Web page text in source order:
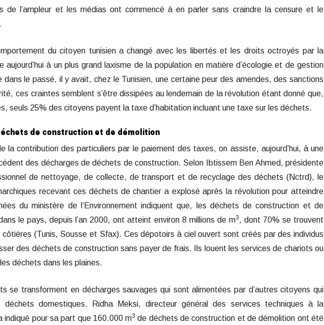
de l’ampleur et les médias ont commencé à en parler sans craindre la censure et le
du citoyen tunisien a changé avec les libertés et les droits octroyés par la
aujourd’hui à un plus grand laxisme de la population en matière d’écologie et de gestion
dans le passé, il y avait, chez le Tunisien, une certaine peur des amendes, des sanctions
ces craintes semblent s’être dissipées au lendemain de la révolution étant donné que,
seuls 25% des citoyens payent la taxe d’habitation incluant une taxe sur les déchets.
de construction et de démolition
la contribution des particuliers par le paiement des taxes, on assiste, aujourd’hui, à une
des décharges de déchets de construction. Selon Ibtissem Ben Ahmed, présidente
de nettoyage, de collecte, de transport et de recyclage des déchets (Nctrd), le
recevant ces déchets de chantier a explosé après la révolution pour atteindre
du ministère de l’Environnement indiquent que, les déchets de construction et de
le pays, depuis l’an 2000, ont atteint environ 8 millions de m3, dont 70% se trouvent
côtières (Tunis, Sousse et Sfax). Ces dépotoirs à ciel ouvert sont créés par des individus
des déchets de construction sans payer de frais. Ils louent les services de chariots ou
déchets dans les plaines.
se transforment en décharges sauvages qui sont alimentées par d’autres citoyens qui
domestiques. Ridha Meksi, directeur général des services techniques à la
indiqué pour sa part que 160.000 m3 de déchets de construction et de démolition ont été